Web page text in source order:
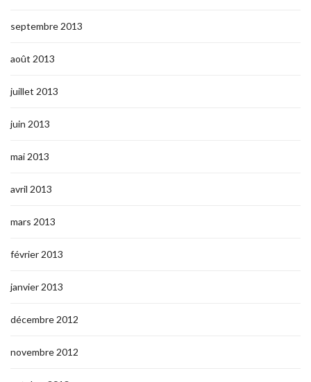
septembre 2013
août 2013
juillet 2013
juin 2013
mai 2013
avril 2013
mars 2013
février 2013
janvier 2013
décembre 2012
novembre 2012